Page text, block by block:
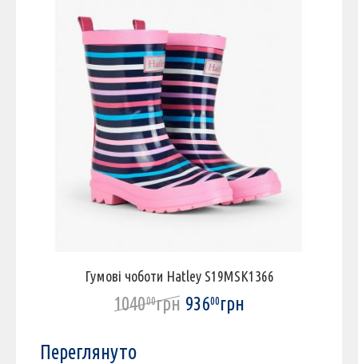
Гумові чоботи Hatley S19MSK1366
104000грн 93600грн
Переглянуто